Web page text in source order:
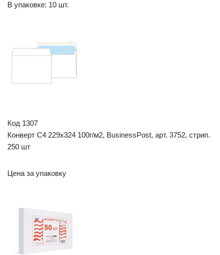
В упаковке: 10 шт.
Код 1307
Конверт С4 229х324 100г/м2, BusinessPost, арт. 3752, стрип.
250 шт
Цена за упаковку